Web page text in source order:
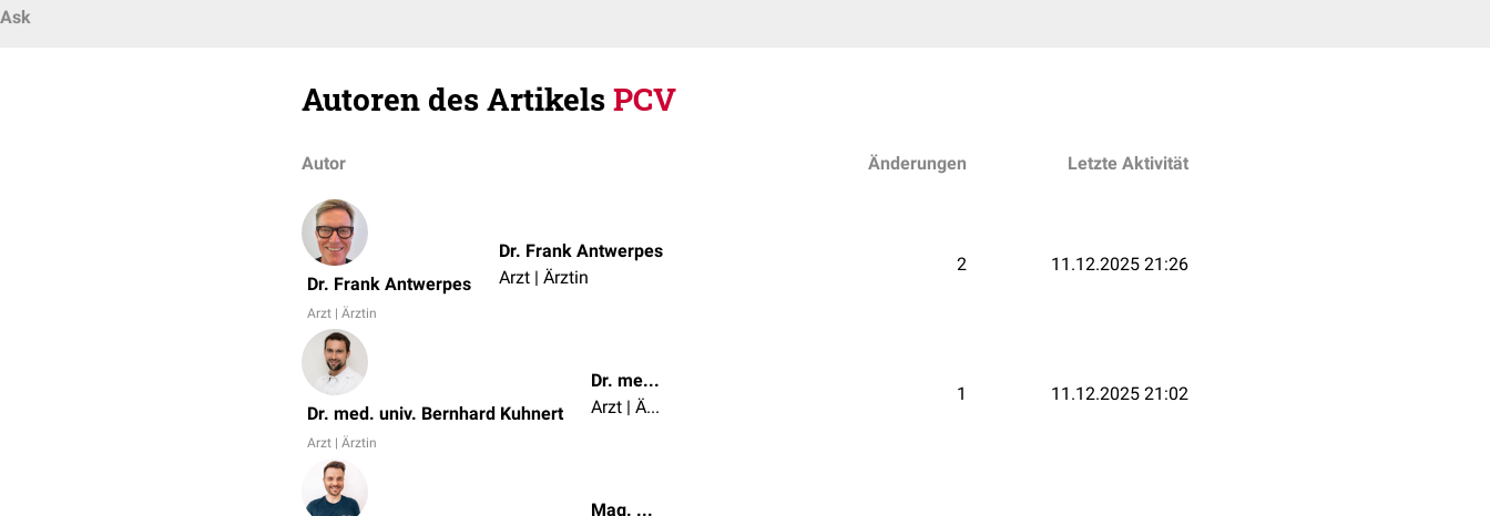
Ask
Autoren des ArtikelsPCV
Autor Änderungen Letzte Aktivität
Dr. Frank Antwerpes
Arzt | Ärztin
Dr. Frank Antwerpes
Arzt | Ärztin
2 11.12.2025 21:26
Dr. med. univ. Bernhard Kuhnert
Arzt | Ärztin
Dr. med. univ. Bernhard Kuhnert
Arzt | Ärztin
1 11.12.2025 21:02
Mag. med. vet. Patrick Messner